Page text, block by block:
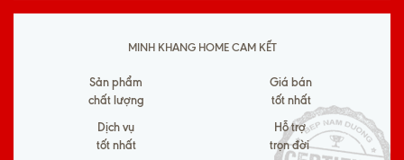
MINH KHANG HOME CAM KẾT
Sản phẩm
chất lượng
Giá bán
tốt nhất
Dịch vụ
tốt nhất
Hỗ trợ
trọn đời